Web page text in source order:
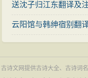
送沈子归江东翻译及
云阳馆与韩绅宿别翻
古诗文网提供古诗大全、古诗词